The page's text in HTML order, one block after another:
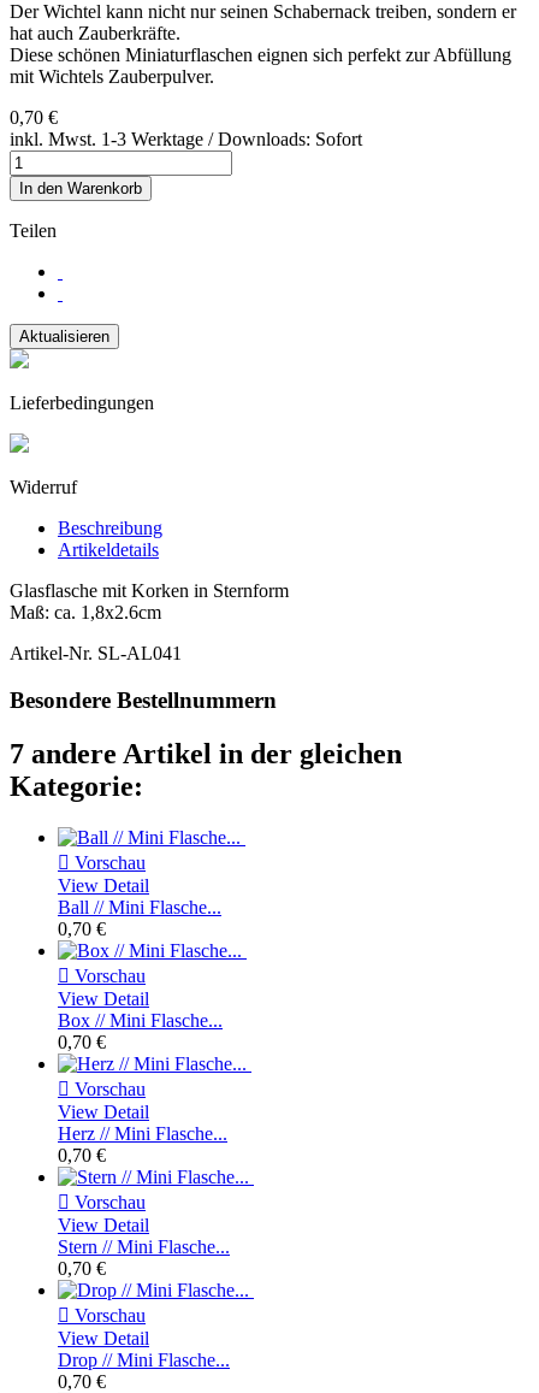
Der Wichtel kann nicht nur seinen Schabernack treiben, sondern er
hat auch Zauberkräfte.
Diese schönen Miniaturflaschen eignen sich perfekt zur Abfüllung
mit Wichtels Zauberpulver.
0,70 €
inkl. Mwst. 1-3 Werktage / Downloads: Sofort
In den Warenkorb
Teilen
Lieferbedingungen
Widerruf
Beschreibung
Artikeldetails
Glasflasche mit Korken in Sternform
Maß: ca. 1,8x2.6cm
Artikel-Nr. SL-AL041
Besondere Bestellnummern
7 andere Artikel in der gleichen
Kategorie:
 Vorschau
View Detail
Ball // Mini Flasche...
0,70 €
 Vorschau
View Detail
Box // Mini Flasche...
0,70 €
 Vorschau
View Detail
Herz // Mini Flasche...
0,70 €
 Vorschau
View Detail
Stern // Mini Flasche...
0,70 €
 Vorschau
View Detail
Drop // Mini Flasche...
0,70 €